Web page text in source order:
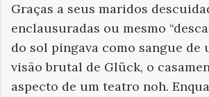
Graças a seus maridos
enclausuradas ou mesmo
do sol pingava como sangue de
visão brutal de Glück, o
aspecto de um teatro noh.